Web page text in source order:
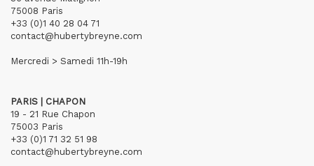
75008 Paris
+33 (0)1 40 28 04 71
contact@hubertybreyne.com
Mercredi > Samedi 11h-19h
PARIS | CHAPON
19 - 21 Rue Chapon
75003 Paris
+33 (0)1 71 32 51 98
contact@hubertybreyne.com